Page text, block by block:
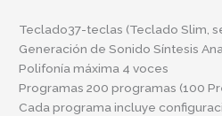
Teclado37-teclas (Teclado Slim,
Generación de Sonido Síntesis
Polifonía máxima 4 voces
Programas 200 programas (100
Cada programa incluye